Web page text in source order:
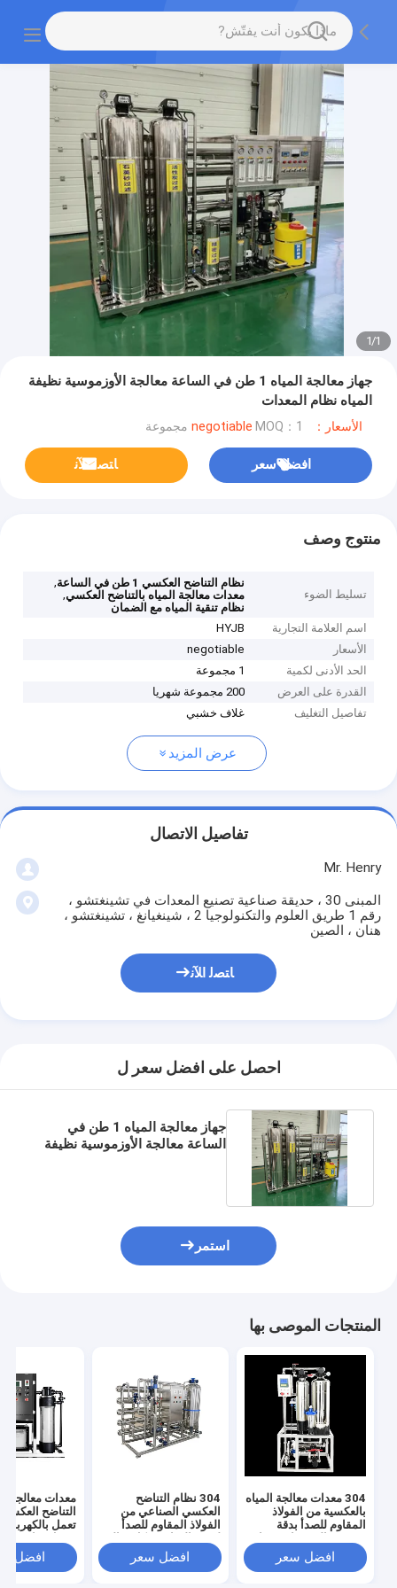
1
/
1
جهاز معالجة المياه 1 طن في الساعة معالجة الأوزموسية نظيفة
المياه نظام المعدات
الأسعار：negotiable MOQ：1 مجموعة
افضل سعر ﺎﺘﺼﻟ ﺍﻶﻧ
منتوج وصف
تسليط الضوء
نظام التناضح العكسي 1 طن في الساعة
,
معدات معالجة المياه بالتناضح العكسي,
نظام تنقية المياه مع الضمان
اسم العلامة التجارية
HYJB
الأسعار
negotiable
الحد الأدنى لكمية
1 مجموعة
القدرة على العرض
200 مجموعة شهريا
تفاصيل التغليف
غلاف خشبي
عرض المزيد
تفاصيل الاتصال
Mr. Henry
المبنى 30 ، حديقة صناعية تصنيع المعدات في تشينغتشو ،
رقم 1 طريق العلوم والتكنولوجيا 2 ، شينغيانغ ، تشينغتشو ،
هنان ، الصين
ﺎﺘﺼﻟ ﺍﻶﻧ
احصل على افضل سعر ل
جهاز معالجة المياه 1 طن في
الساعة معالجة الأوزموسية نظيفة
استمر
المنتجات الموصى بها
304 معدات معالجة المياه
بالعكسية من الفولاذ
المقاوم للصدأ بدقة
مدخل المياه 0.3MPAافضل سعر
304 نظام التناضح
العكسي الصناعي من
الفولاذ المقاوم للصدأ
ودائم
افضل سعر
معدات معالجة
التناضح
تعمل
باسكال ودقة
جدًا
افضل